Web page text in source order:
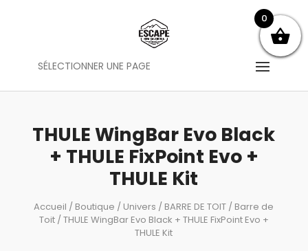
SÉLECTIONNER UNE PAGE
THULE WingBar Evo Black
+ THULE FixPoint Evo +
THULE Kit
Accueil / Boutique / Univers / BARRE DE TOIT / Barre de
Toit/ THULE WingBar Evo Black + THULE FixPoint Evo +
THULE Kit
0